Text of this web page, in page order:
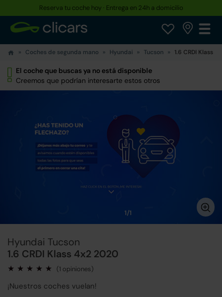
Reserva tu coche hoy · Entrega en 24h a domicilio
Coches de segunda mano Hyundai Tucson 1.6 CRDI Klass
El coche que buscas ya no está disponible
Creemos que podrían interesarte estos otros
1/1
Hyundai Tucson
1.6 CRDI Klass 4x2 2020
(1 opiniones)
¡Nuestros coches vuelan!